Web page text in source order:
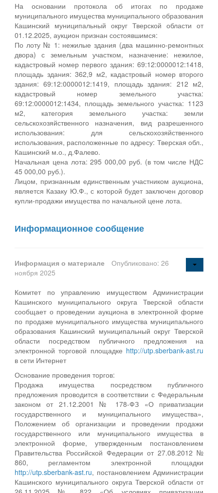
На основании протокола об итогах по продаже
муниципального имущества муниципального образования
Кашинский муниципальный округ Тверской области от
01.12.2025, аукцион признан состоявшимся:
По лоту № 1: нежилые здания (два машинно-ремонтных
двора) с земельным участком, назначение: нежилое,
кадастровый номер первого здания: 69:12:0000012:1418,
площадь здания: 362,9 м2, кадастровый номер второго
здания: 69:12:0000012:1419, площадь здания: 212 м2,
кадастровый номер земельного участка:
69:12:0000012:1434, площадь земельного участка: 1123
м2, категория земельного участка: земли
сельскохозяйственного назначения, вид разрешенного
использования: для сельскохозяйственного
использования, расположенные по адресу: Тверская обл.,
Кашинский м.о., д.Фалево.
Начальная цена лота: 295 000,00 руб. (в том числе НДС
45 000,00 руб.).
Лицом, признанным единственным участником аукциона,
является Казаку Ю.Ф., с которой будет заключен договор
купли-продажи имущества по начальной цене лота.
Информационное сообщение
Информация о материале
Опубликовано: 26
ноября 2025
Комитет по управлению имуществом Администрации
Кашинского муниципального округа Тверской области
сообщает о проведении аукциона в электронной форме
по продаже муниципального имущества муниципального
образования Кашинский муниципальный округ Тверской
области посредством публичного предложения на
электронной торговой площадке http://utp.sberbank-ast.ru
в сети Интернет
Основание проведения торгов:
Продажа имущества посредством публичного
предложения проводится в соответствии с Федеральным
законом от 21.12.2001 № 178-ФЗ «О приватизации
государственного и муниципального имущества»,
Положением об организации и проведении продажи
государственного или муниципального имущества в
электронной форме, утвержденным постановлением
Правительства Российской Федерации от 27.08.2012 №
860, регламентом электронной площадки
http://utp.sberbank-ast.ru, постановлением Администрации
Кашинского муниципального округа Тверской области от